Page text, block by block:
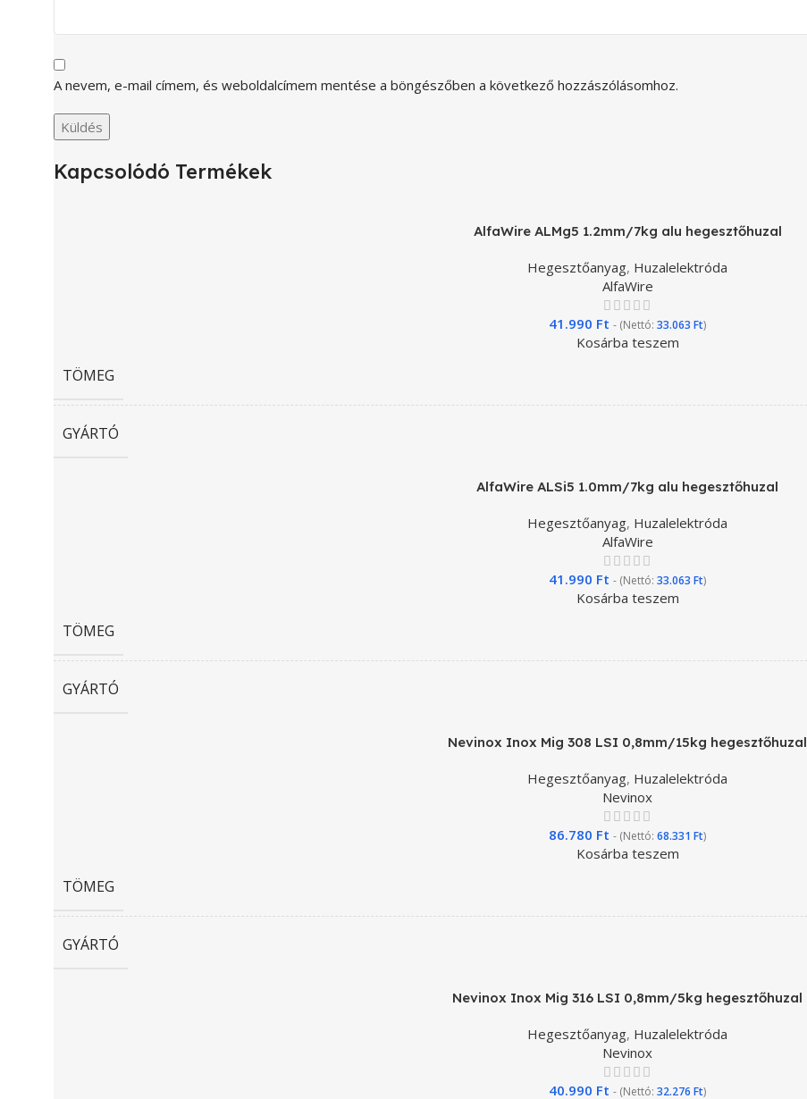
A nevem, e-mail címem, és weboldalcímem mentése a böngészőben a következő hozzászólásomhoz.
Kapcsolódó Termékek
AlfaWire ALMg5 1.2mm/7kg alu hegesztőhuzal
Hegesztőanyag, Huzalelektróda
AlfaWire
41.990 Ft - (Nettó: 33.063 Ft)
Kosárba teszem
TÖMEG
GYÁRTÓ
AlfaWire ALSi5 1.0mm/7kg alu hegesztőhuzal
Hegesztőanyag, Huzalelektróda
AlfaWire
41.990 Ft - (Nettó: 33.063 Ft)
Kosárba teszem
TÖMEG
GYÁRTÓ
Nevinox Inox Mig 308 LSI 0,8mm/15kg hegesztőhuzal
Hegesztőanyag, Huzalelektróda
Nevinox
86.780 Ft - (Nettó: 68.331 Ft)
Kosárba teszem
TÖMEG
GYÁRTÓ
Nevinox Inox Mig 316 LSI 0,8mm/5kg hegesztőhuzal
Hegesztőanyag, Huzalelektróda
Nevinox
40.990 Ft - (Nettó: 32.276 Ft)